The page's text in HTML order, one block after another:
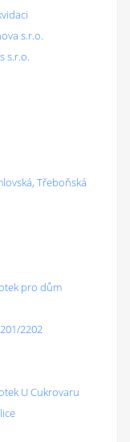
s.r.o.
s.r.o.
Třeboňská
pro dům
2202
U Cukrovaru